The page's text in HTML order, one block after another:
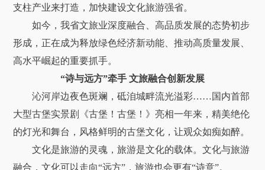
支柱产业来打造，加快建设文化旅游强省。
如今，我省文旅业深度融合、高品质发展的态势初步
形成，正在成为释放绿色经济新动能、推动高质量发展、
高水平崛起的重要抓手。
“诗与远方”牵手 文旅融合创新发展
沁河岸边夜色斑斓，砥洎城畔流光溢彩……国内首部
大型古堡实景剧《古堡！古堡！》亮相一年来，精美绝伦
的灯光和舞台，风格鲜明的古堡文化，让观众如痴如醉。
文化是旅游的灵魂，旅游是文化的载体。文化与旅游
融合，文化可以走向“远方”，旅游也会更有“诗意”。